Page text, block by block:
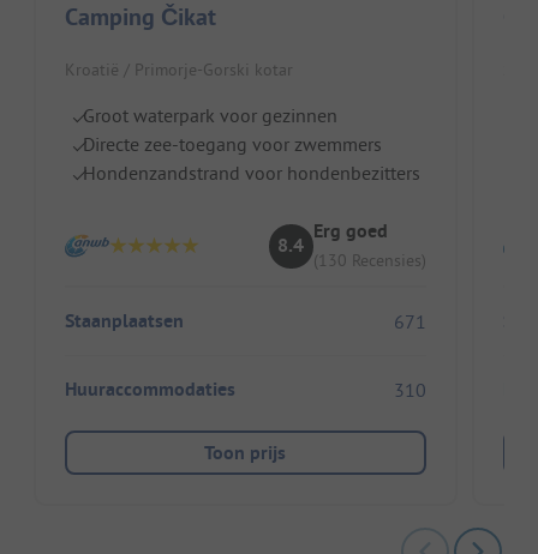
Camping Čikat
Kroatië / Primorje-Gorski kotar
Groot waterpark voor gezinnen
Directe zee-toegang voor zwemmers
Hondenzandstrand voor hondenbezitters
8.4
Erg goed
(130 Recensies)
Staanplaatsen 671
Huuraccommodaties 310
Toon prijs